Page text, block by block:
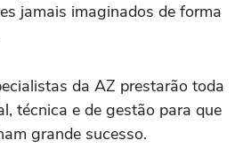
jamais imaginados de forma
da AZ prestarão toda
técnica e de gestão para que
grande sucesso.